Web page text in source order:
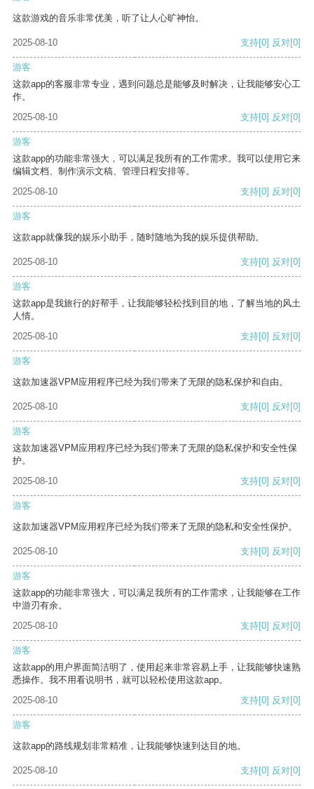
这款游戏的音乐非常优美，听了让人心旷神怡。
2025-08-10 支持[0] 反对[0]
游客
这款app的客服非常专业，遇到问题总是能够及时解决，让我能够安心工
作。
2025-08-10
支持[0] 反对[0]
游客
这款app的功能非常强大，可以满足我所有的工作需求。我可以使用它来
编辑文档、制作演示文稿、管理日程安排等。
2025-08-10
支持[0] 反对[0]
游客
这款app就像我的娱乐小助手，随时随地为我的娱乐提供帮助。
2025-08-10 支持[0] 反对[0]
游客
这款app是我旅行的好帮手，让我能够轻松找到目的地，了解当地的风土
人情。
2025-08-10
支持[0] 反对[0]
游客
这款加速器VPM应用程序已经为我们带来了无限的隐私保护和自由。
2025-08-10 支持[0] 反对[0]
游客
这款加速器VPM应用程序已经为我们带来了无限的隐私保护和安全性保
护。
2025-08-10
支持[0] 反对[0]
游客
这款加速器VPM应用程序已经为我们带来了无限的隐私和安全性保护。
2025-08-10 支持[0] 反对[0]
游客
这款app的功能非常强大，可以满足我所有的工作需求，让我能够在工作
中游刃有余。
2025-08-10
支持[0] 反对[0]
游客
这款app的用户界面简洁明了，使用起来非常容易上手，让我能够快速熟
悉操作。我不用看说明书，就可以轻松使用这款app。
2025-08-10
支持[0] 反对[0]
游客
这款app的路线规划非常精准，让我能够快速到达目的地。
2025-08-10 支持[0] 反对[0]